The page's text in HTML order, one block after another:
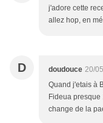
j'adore cette
allez hop, en
D doudouce 20/
Quand j'etais à
Fideua
change de la